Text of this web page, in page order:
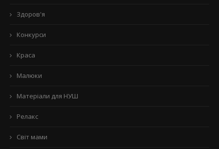
Здоров'я
Конкурси
Краса
Малюки
Матеріали для НУШ
Релакс
Світ мами